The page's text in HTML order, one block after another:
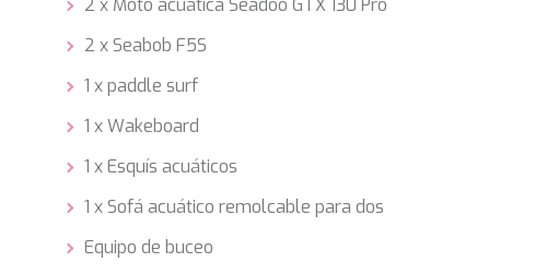
2 x Moto acuática Seadoo GTX 130 Pro
2 x Seabob F5S
1 x paddle surf
1 x Wakeboard
1 x Esquís acuáticos
1 x Sofá acuático remolcable para dos
Equipo de buceo